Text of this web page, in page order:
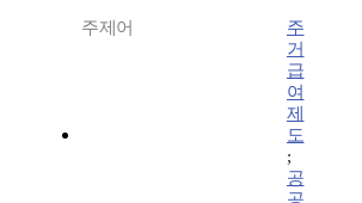
주제어
주
거
급
여
제
도
;
공